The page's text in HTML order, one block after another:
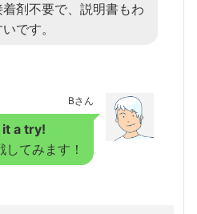
剤不要で、説明書もわ
です。
Bさん
it a try!
てみます！